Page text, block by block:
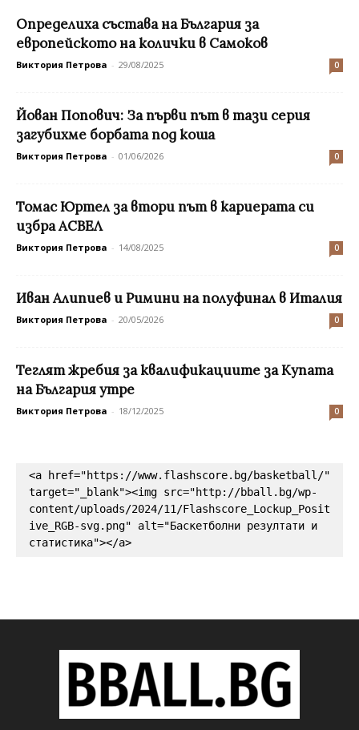
Определиха състава на България за
европейското на колички в Самоков
Виктория Петрова - 29/08/2025 0
Йован Попович: За първи път в тази серия
загубихме борбата под коша
Виктория Петрова - 01/06/2026 0
Томас Юртел за втори път в кариерата си
избра АСВЕЛ
Виктория Петрова - 14/08/2025 0
Иван Алипиев и Римини на полуфинал в Италия
Виктория Петрова - 20/05/2026 0
Теглят жребия за квалификациите за Купата
на България утре
Виктория Петрова - 18/12/2025 0
<a href="https://www.flashscore.bg/basketball/"
target="_blank"><img src="http://bball.bg/wp-
content/uploads/2024/11/Flashscore_Lockup_Posit
ive_RGB-svg.png" alt="Баскетболни резултати и
статистика"></a>